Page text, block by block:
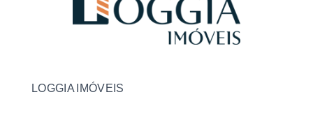
LOGGIA IMÓVEIS